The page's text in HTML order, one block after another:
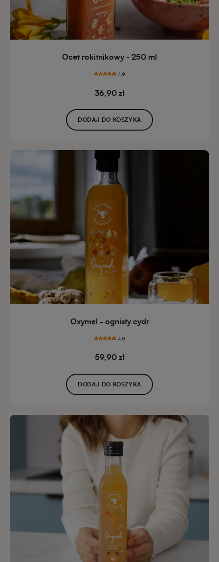
Ocet rokitnikowy - 250 ml
4.9
36,90 zł
DODAJ DO KOSZYKA
Oxymel - ognisty cydr
4.9
59,90 zł
DODAJ DO KOSZYKA